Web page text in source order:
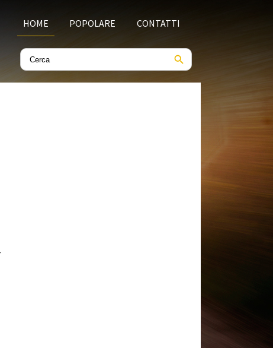
HOME POPOLARE CONTATTI